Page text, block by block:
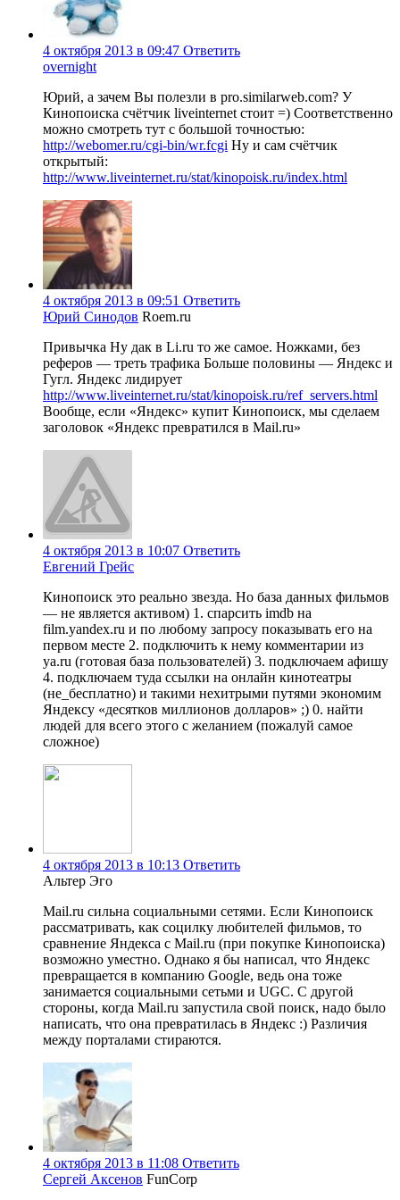
4 октября 2013 в 09:47 Ответить
overnight
Юрий, а зачем Вы полезли в pro.similarweb.com? У
Кинопоиска счётчик liveinternet стоит =) Соответственно
можно смотреть тут с большой точностью:
http://webomer.ru/cgi-bin/wr.fcgi Ну и сам счётчик
открытый:
http://www.liveinternet.ru/stat/kinopoisk.ru/index.html
4 октября 2013 в 09:51 Ответить
Юрий Синодов Roem.ru
Привычка Ну дак в Li.ru то же самое. Ножками, без
реферов — треть трафика Больше половины — Яндекс и
Гугл. Яндекс лидирует
http://www.liveinternet.ru/stat/kinopoisk.ru/ref_servers.html
Вообще, если «Яндекс» купит Кинопоиск, мы сделаем
заголовок «Яндекс превратился в Mail.ru»
4 октября 2013 в 10:07 Ответить
Евгений Грейс
Кинопоиск это реально звезда. Но база данных фильмов
— не является активом) 1. спарсить imdb на
film.yandex.ru и по любому запросу показывать его на
первом месте 2. подключить к нему комментарии из
ya.ru (готовая база пользователей) 3. подключаем афишу
4. подключаем туда ссылки на онлайн кинотеатры
(не_бесплатно) и такими нехитрыми путями экономим
Яндексу «десятков миллионов долларов» ;) 0. найти
людей для всего этого с желанием (пожалуй самое
сложное)
4 октября 2013 в 10:13 Ответить
Альтер Эго
Mail.ru сильна социальными сетями. Если Кинопоиск
рассматривать, как социлку любителей фильмов, то
сравнение Яндекса с Mail.ru (при покупке Кинопоиска)
возможно уместно. Однако я бы написал, что Яндекс
превращается в компанию Google, ведь она тоже
занимается социальными сетьми и UGC. С другой
стороны, когда Mail.ru запустила свой поиск, надо было
написать, что она превратилась в Яндекс :) Различия
между порталами стираются.
4 октября 2013 в 11:08 Ответить
Сергей Аксенов FunCorp